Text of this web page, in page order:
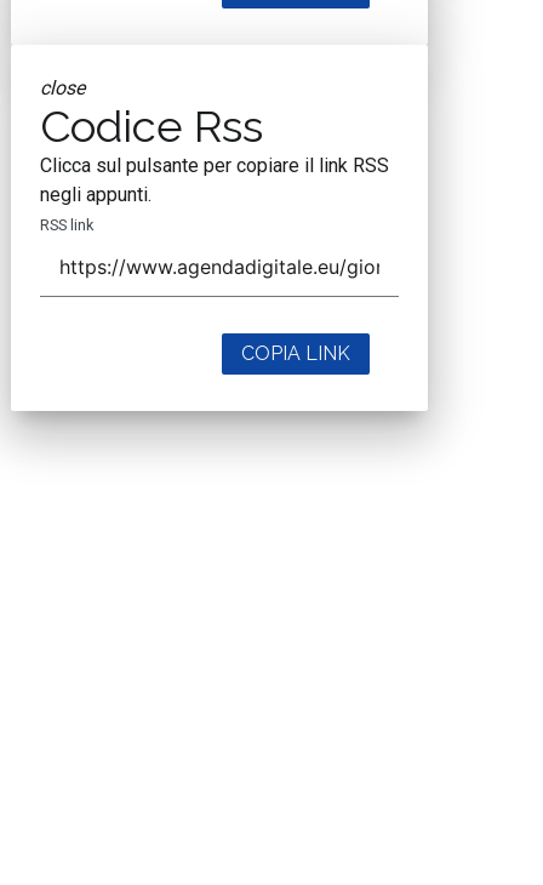
close
Codice Rss
Clicca sul pulsante per copiare il link RSS
negli appunti.
RSS link
COPIA LINK